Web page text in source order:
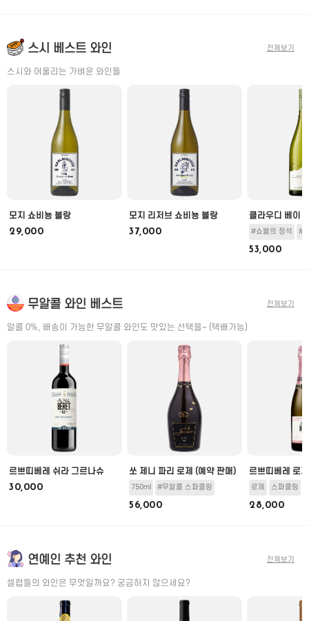
전체보기
스시 베스트 와인
스시와 어울리는 가벼운 와인들
모지 쇼비뇽 블랑
29,000
모지 리저브 쇼비뇽 블랑
37,000
클라우디 베이
#쇼블의 정석
53,000
전체보기
무알콜 와인 베스트
알콜 0%, 배송이 가능한 무알콜 와인도 맛있는 선택을~ (택배가능)
르쁘띠베레 쉬라 그르나슈
30,000
쏘 제니 파리 로제 (예약 판매)
750ml #무알콜 스파클링
56,000
르쁘띠베레 로
로제 스파클링
28,000
전체보기
연예인 추천 와인
셀럽들의 와인은 무엇일까요? 궁금하지 않으세요?